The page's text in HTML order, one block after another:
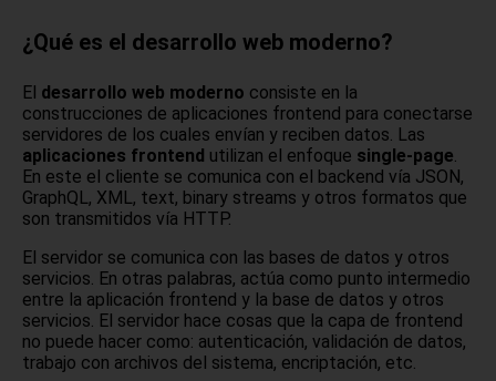
¿Qué es el desarrollo web moderno?
El desarrollo web moderno consiste en la
construcciones de aplicaciones frontend para conectarse
servidores de los cuales envían y reciben datos. Las
aplicaciones frontend utilizan el enfoque single-page
En este el cliente se comunica con el backend vía JSON,
GraphQL, XML, text, binary streams y otros formatos que
son transmitidos vía HTTP.
El servidor se comunica con las bases de datos y otros
servicios. En otras palabras, actúa como punto intermedio
entre la aplicación frontend y la base de datos y otros
servicios. El servidor hace cosas que la capa de frontend
no puede hacer como: autenticación, validación de datos,
trabajo con archivos del sistema, encriptación, etc.